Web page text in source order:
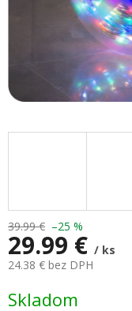
39.99 € –25 %
29.99 € / ks
24.38 € bez DPH
cena:
Skladom